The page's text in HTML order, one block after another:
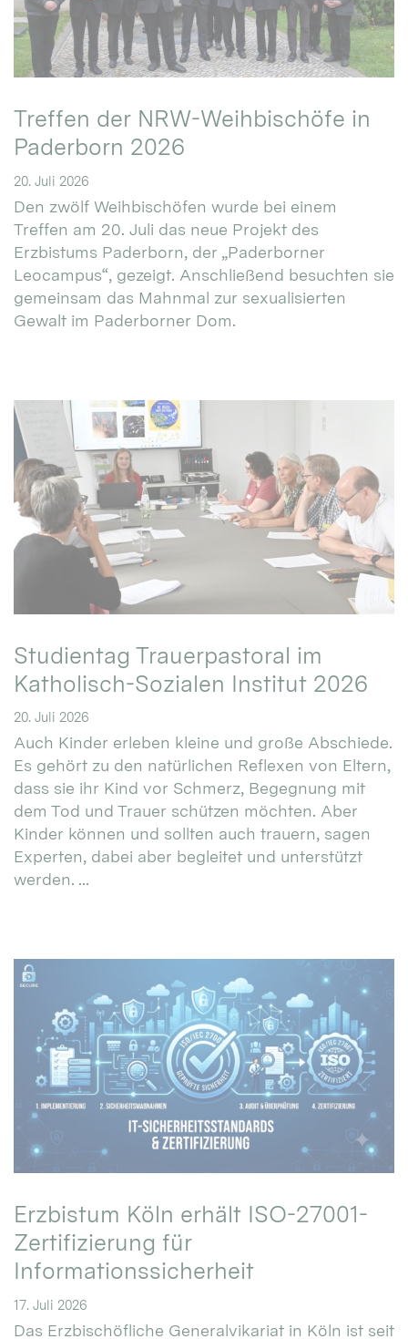
Treffen der NRW-Weihbischöfe in
Paderborn 2026
20. Juli 2026
Den zwölf Weihbischöfen wurde bei einem
Treffen am 20. Juli das neue Projekt des
Erzbistums Paderborn, der „Paderborner
Leocampus“, gezeigt. Anschließend besuchten sie
gemeinsam das Mahnmal zur sexualisierten
Gewalt im Paderborner Dom.
Studientag Trauerpastoral im
Katholisch-Sozialen Institut 2026
20. Juli 2026
Auch Kinder erleben kleine und große Abschiede.
Es gehört zu den natürlichen Reflexen von Eltern,
dass sie ihr Kind vor Schmerz, Begegnung mit
dem Tod und Trauer schützen möchten. Aber
Kinder können und sollten auch trauern, sagen
Experten, dabei aber begleitet und unterstützt
werden. ...
Erzbistum Köln erhält ISO-27001-
Zertifizierung für
Informationssicherheit
17. Juli 2026
Das Erzbischöfliche Generalvikariat in Köln ist seit